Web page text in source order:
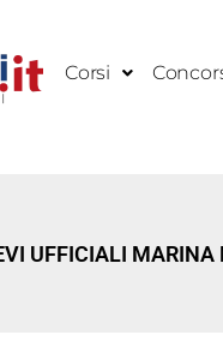
Corsi
UFFICIALI